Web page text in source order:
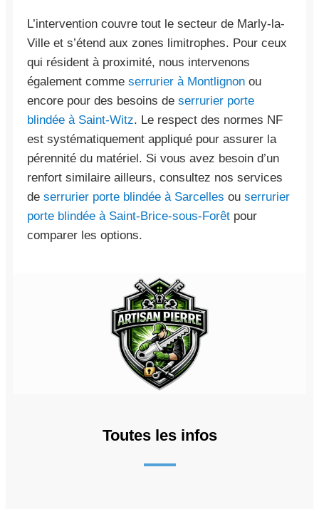
L’intervention couvre tout le secteur de Marly-la-
Ville et s’étend aux zones limitrophes. Pour ceux
qui résident à proximité, nous intervenons
également comme serrurier à Montlignon ou
encore pour des besoins de serrurier porte
blindée à Saint-Witz. Le respect des normes NF
est systématiquement appliqué pour assurer la
pérennité du matériel. Si vous avez besoin d’un
renfort similaire ailleurs, consultez nos services
de serrurier porte blindée à Sarcelles ou serrurier
porte blindée à Saint-Brice-sous-Forêt pour
comparer les options.
Toutes les infos